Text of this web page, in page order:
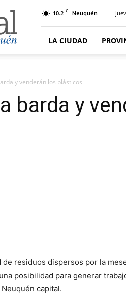
10.2 C Neuquén
LA CIUDAD
y venderán los plásticos
barda y
de residuos dispersos por la
posibilidad para generar
capital.